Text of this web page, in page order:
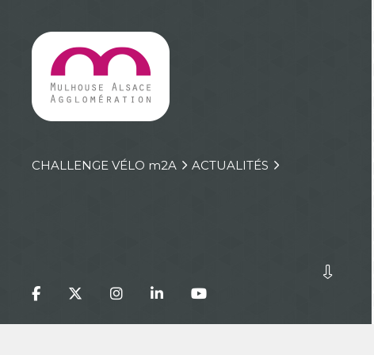
CHALLENGE VÉLO m2A ACTUALITÉS